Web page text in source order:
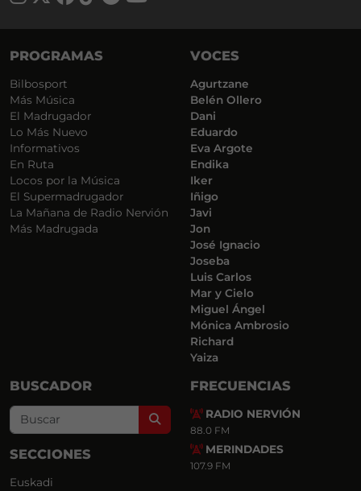
PROGRAMAS
Bilbosport
Más Música
El Madrugador
Lo Más Nuevo
Informativos
En Ruta
Locos por la Música
El Supermadrugador
La Mañana de Radio Nervión
Más Madrugada
VOCES
Agurtzane
Belén Ollero
Dani
Eduardo
Eva Argote
Endika
Iker
Iñigo
Javi
Jon
José Ignacio
Joseba
Luis Carlos
Mar y Cielo
Miguel Ángel
Mónica Ambrosio
Richard
Yaiza
BUSCADOR
Search
SECCIONES
Euskadi
FRECUENCIAS
RADIO NERVIÓN
88.0 FM
MERINDADES
107.9 FM